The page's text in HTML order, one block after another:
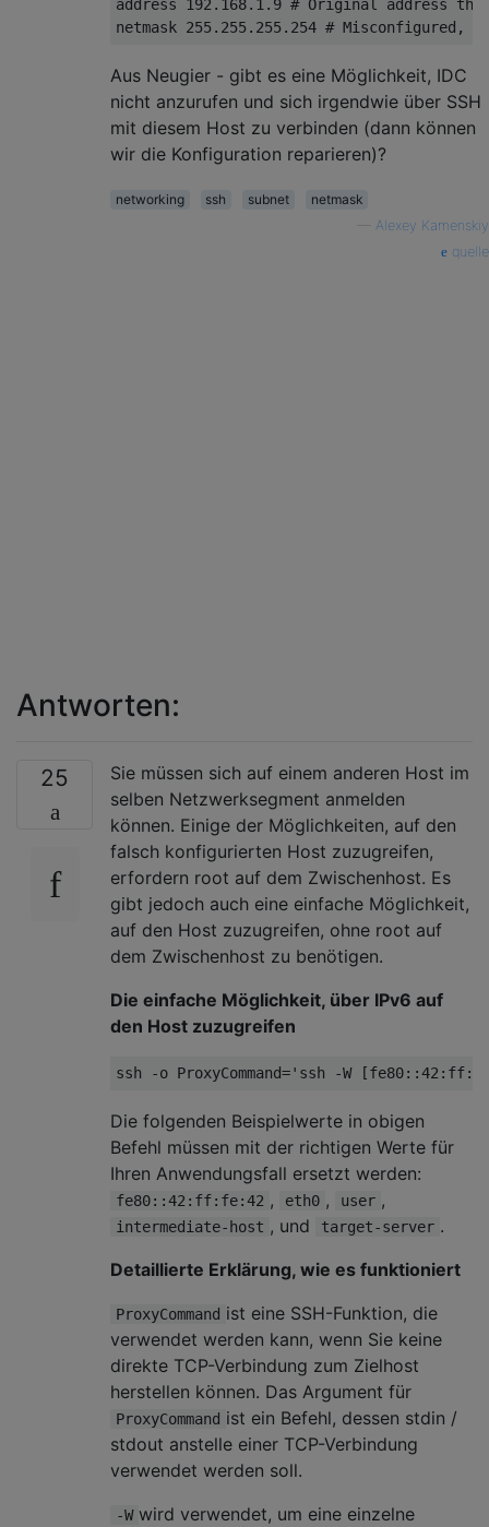
address 192.168.1.9 # Original address
Aus Neugier - gibt es eine Möglichkeit, IDC
nicht anzurufen und sich irgendwie über SSH
mit diesem Host zu verbinden (dann können
wir die Konfiguration reparieren)?
networking ssh subnet
netmask
Alexey Kamenskiy
quelle
Antworten:
25
Sie müssen sich auf einem anderen Host im
selben Netzwerksegment anmelden
können. Einige der Möglichkeiten, auf den
falsch konfigurierten Host zuzugreifen,
erfordern root auf dem Zwischenhost. Es
gibt jedoch auch eine einfache Möglichkeit,
auf den Host zuzugreifen, ohne root auf
dem Zwischenhost zu benötigen.
Die einfache Möglichkeit, über IPv6 auf
den Host zuzugreifen
Die folgenden Beispielwerte in obigen
Befehl müssen mit der richtigen Werte für
Ihren Anwendungsfall ersetzt werden:
fe80::42:ff:fe:42 , eth0 , user ,
intermediate-host , und target-server .
Detaillierte Erklärung, wie es funktioniert
ProxyCommand ist eine SSH-Funktion, die
verwendet werden kann, wenn Sie keine
direkte TCP-Verbindung zum Zielhost
herstellen können. Das Argument für
ProxyCommand ist ein Befehl, dessen stdin /
stdout anstelle einer TCP-Verbindung
verwendet werden soll.
-W wird verwendet, um eine einzelne